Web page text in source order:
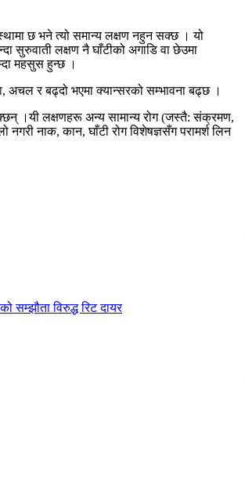
छ भने त्यो समान्य लक्षण नहुन सक्छ । यो
लक्षण नै घाँटीको अगाडि वा छेउमा
महसुस हुन्छ ।
र बढ्दो भएमा क्यान्सरको सम्भावना बढ्छ ।
।यी लक्षणहरू अन्य सामान्य रोग (जस्तै: संक्रमण,
नाक, कान, घाँटी रोग विशेषज्ञसँग परामर्श लिन
सम्झौता विरुद्ध रिट दायर